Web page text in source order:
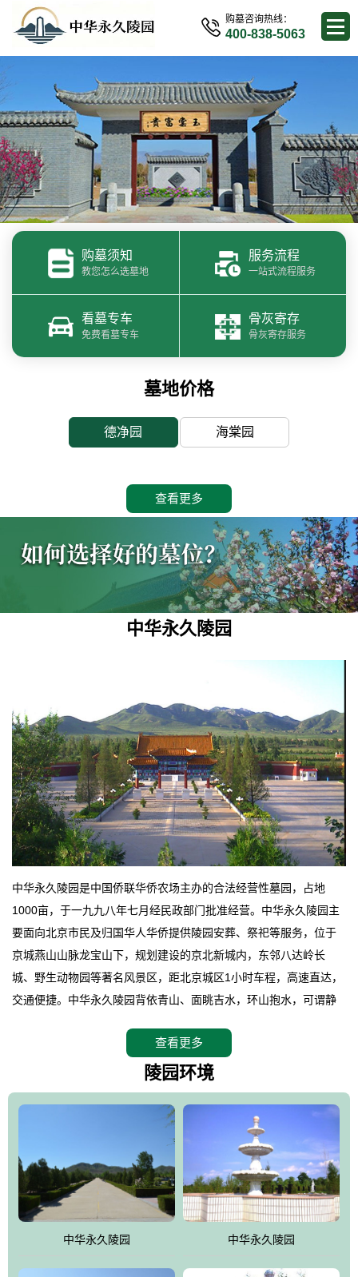
购墓咨询热线：
400-838-5063
购墓须知
教您怎么选墓地
服务流程
一站式流程服务
看墓专车
免费看墓专车
骨灰寄存
骨灰寄存服务
墓地价格
德净园 海棠园
查看更多
中华永久陵园
中华永久陵园是中国侨联华侨农场主办的合法经营性墓园，占地
1000亩，于一九九八年七月经民政部门批准经营。中华永久陵园主
要面向北京市民及归国华人华侨提供陵园安葬、祭祀等服务，位于
京城燕山山脉龙宝山下，规划建设的京北新城内，东邻八达岭长
城、野生动物园等著名风景区，距北京城区1小时车程，高速直达，
交通便捷。中华永久陵园背依青山、面眺吉水，环山抱水，可谓静
地。在总体设计上完全以中国传统文化作为前渠，由三条山脊环绕
而成，宛如一把太师椅，呈坐南朝北向，左青龙，右白虎，前朱
环绕挡住了外界的风吹，流动的生气遇到官厅的水又止住了，正好
符合山环水抱，藏风纳气的要求。中华永久陵园风景庄重典雅、气
势如宏，是华北地区最大的平川式墓园，陵园以皇家建筑风格为载
体吸取现代园林艺术之精华
查看更多
陵园环境
中华永久陵园 中华永久陵园